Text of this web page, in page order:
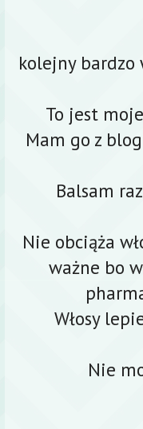
kolejny
To jest
Mam go z
Balsam
Nie obciąża
ważne bo
Włosy
Nie